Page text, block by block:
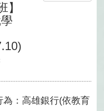
】
：高雄銀行(依教育